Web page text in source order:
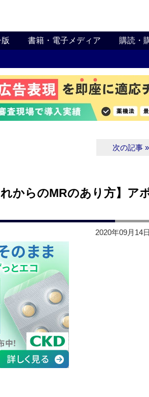
書籍・電子メディア 購読・
次の記事 »
からのMRのあり方】ア
2020年09月14